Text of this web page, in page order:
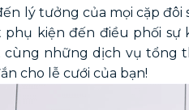
lý tưởng của mọi cặp
phụ kiện đến điều phối
những dịch vụ tổng
cho lễ cưới của bạn!